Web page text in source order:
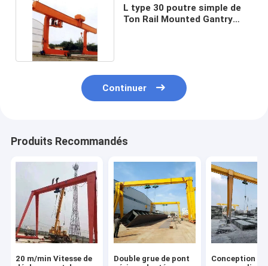
L type 30 poutre simple de
Ton Rail Mounted Gantry
Continuer
Produits Recommandés
20 m/min Vitesse de
Double grue de pont
Conception